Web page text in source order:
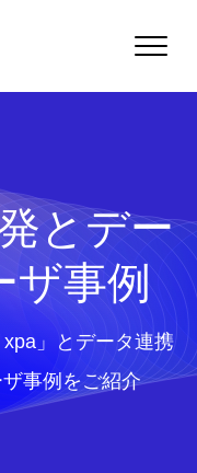
Toggle
とデー
ザ事例
」とデータ連携
事例をご紹介